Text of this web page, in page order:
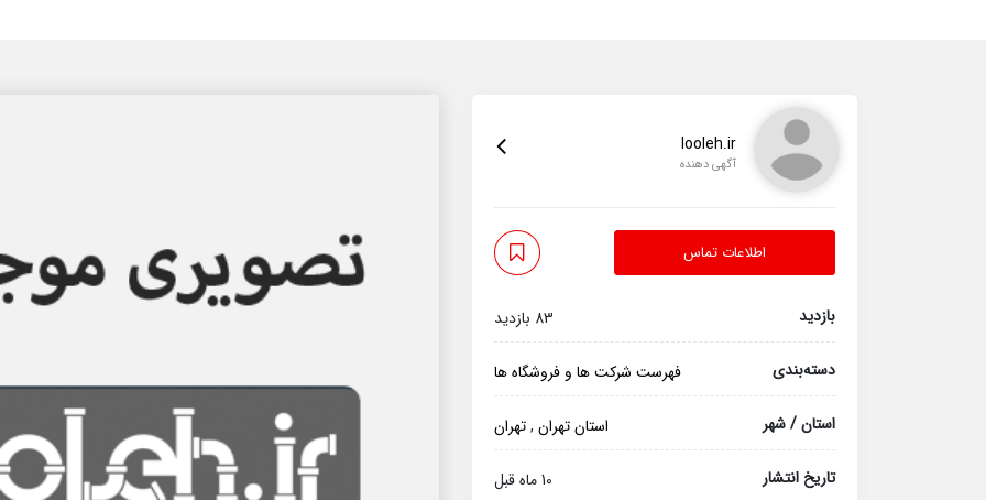
looleh.ir
آگهی دهنده
اطلاعات تماس
بازدید 83 بازدید
دسته‌بندی فهرست شرکت ها و فروشگاه ها
استان / شهر استان تهران ,تهران
تاریخ انتشار 10 ماه قبل